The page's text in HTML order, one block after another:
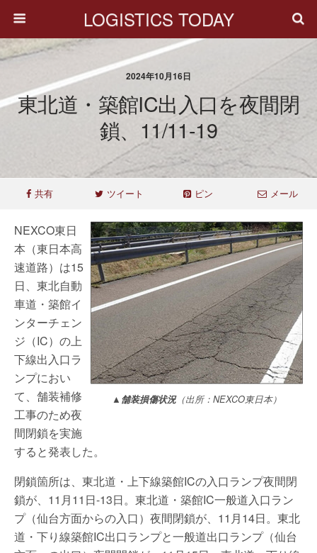
LOGISTICS TODAY
2024年10月16日
東北道・築館IC出入口を夜間閉
鎖、11/11-19
共有 ツイート ピン メール
▲舗装損傷状況（出所：NEXCO東日本）
NEXCO東日
本（東日本高
速道路）は15
日、東北自動
車道・築館イ
ンターチェン
ジ（IC）の上
下線出入口ラ
ンプにおい
て、舗装補修
工事のため夜
間閉鎖を実施
すると発表した。
閉鎖箇所は、東北道・上下線築館ICの入口ランプ夜間閉
鎖が、11月11日-13日。東北道・築館IC一般道入口ラン
プ（仙台方面からの入口）夜間閉鎖が、11月14日。東北
道・下り線築館IC出口ランプと一般道出口ランプ（仙台